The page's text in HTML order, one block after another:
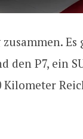
Es
den P7, ein